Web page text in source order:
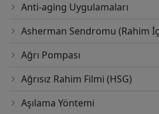
Anti-aging Uygulamaları
Asherman Sendromu (Rahim İçi
Ağrı Pompası
Ağrısız Rahim Filmi (HSG)
Aşılama Yöntemi